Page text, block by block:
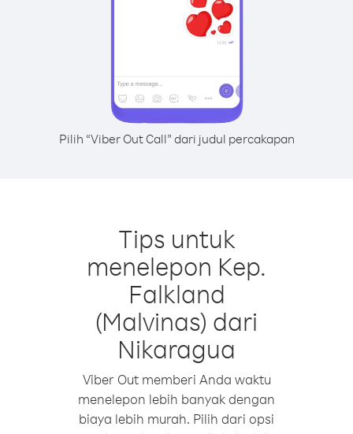
Pilih “Viber Out Call” dari judul percakapan
Tips untuk
menelepon Kep.
Falkland
(Malvinas) dari
Nikaragua
Viber Out memberi Anda waktu
menelepon lebih banyak dengan
biaya lebih murah. Pilih dari opsi